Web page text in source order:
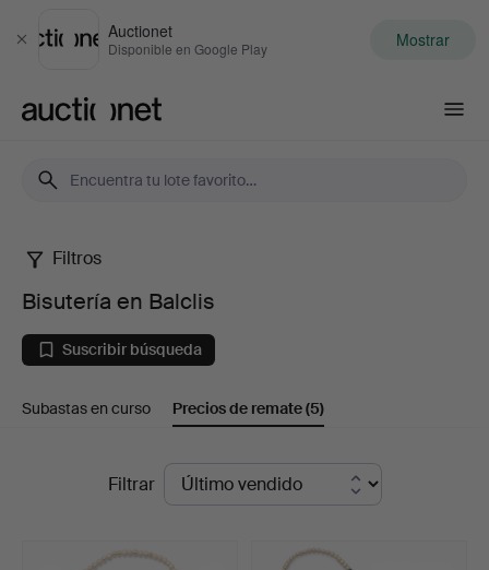
Cerrar
Auctionet
Disponible en Google Play Mostrar
Bisutería
en
Balclis
Filtros
Bisutería en Balclis
Suscribir búsqueda
Subastas en curso Precios de remate(5)
Filtrar